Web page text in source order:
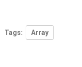
Tags: Array